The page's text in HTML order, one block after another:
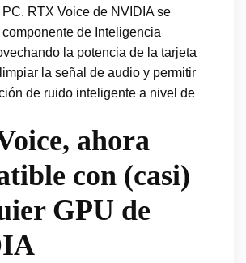
RTX Voice de NVIDIA se
de Inteligencia
la potencia de la tarjeta
la señal de audio y permitir
de ruido inteligente a nivel de
ahora
con (casi)
GPU de